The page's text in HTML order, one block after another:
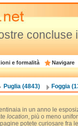
concluse
e formalità Navigare
Puglia (4843) Foggia
in un anno le
location, più o meno
potete curiosare fra